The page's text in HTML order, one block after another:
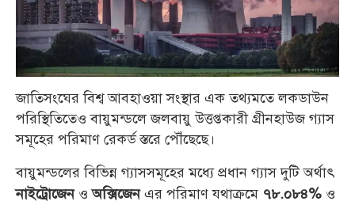
জাতিসংঘের বিশ্ব আবহাওয়া সংস্থার এক তথ্যমতে লকডাউন
পরিস্থিতিতেও বায়ুমন্ডলে জলবায়ু উত্তপ্তকারী গ্রীনহাউজ গ্যাস
সমূহের পরিমাণ রেকর্ড স্তরে পৌঁছেছে।
বায়ুমন্ডলের বিভিন্ন গ্যাসসমূহের মধ্যে প্রধান গ্যাস দুটি অর্থাৎ
নাইট্রোজেনওঅক্সিজেনএর পরিমাণ যথাক্রমে ৭৮.০৮৪% ও